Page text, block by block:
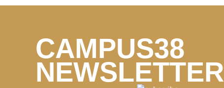
CAMPUS38
NEWSLETTER